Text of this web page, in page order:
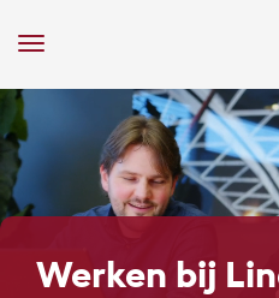
Toggle
Werken bij